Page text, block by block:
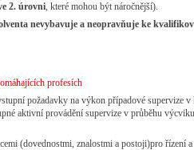
2. úrovni, které mohou být náročnější).
nevybavuje a neopravňuje ke
profesích
požadavky na výkon případové supervize
aktivní provádění supervize v průběhu
(dovednostmi, znalostmi a postoji)pro řízení